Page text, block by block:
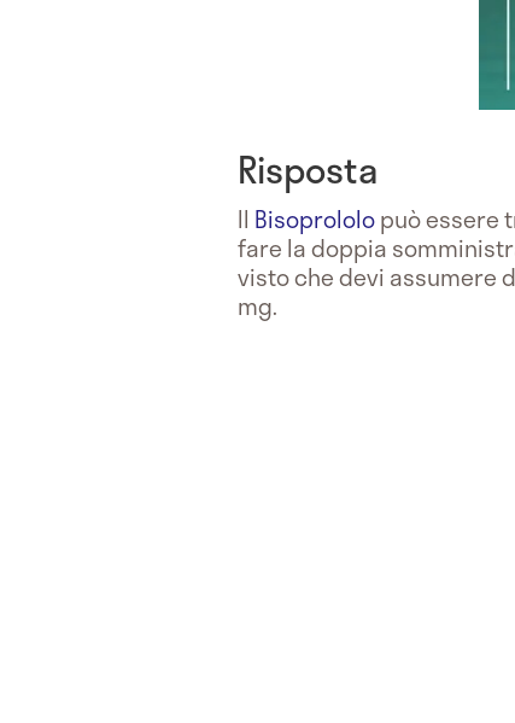
Risposta
Il Bisoprololopuò essere
fare la doppia
visto che devi assumere
mg.